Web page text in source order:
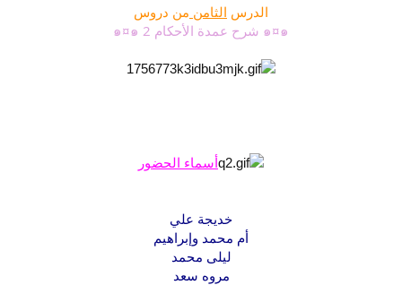
الدرس الثامن من دروس
๑¤๑ شرح عمدة الأحكام 2 ๑¤๑
أسماء الحضور
خديجة علي
أم محمد وإبراهيم
ليلى محمد
مروه سعد